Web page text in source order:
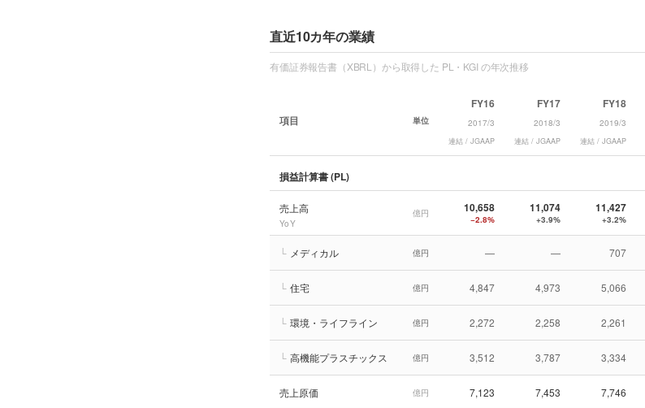
長（現任）
直近10カ年の業績
有価証券報告書（XBRL）から取得した PL・KGI の年次推移
項目 単位
FY16
2017/3
連結 / JGAAP
FY17
2018/3
連結 / JGAAP
FY18
2019/3
連結 / JGAAP
損益計算書 (PL)
売上高
YoY
億円 10,658
−2.8%
11,074
+3.9%
11,427
+3.2%
└ メディカル 億円 — — 707
└ 住宅 億円 4,847 4,973 5,066
└ 環境・ライフライン 億円 2,272 2,258 2,261
└ 高機能プラスチックス 億円 3,512 3,787 3,334
売上原価 億円 7,123 7,453 7,746